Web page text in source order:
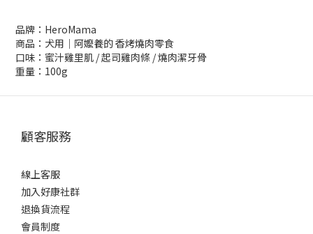
品牌：HeroMama
商品：犬用｜阿嬤養的 香烤燒肉零食
口味：蜜汁雞里肌 / 起司雞肉條 / 燒肉潔牙骨
重量：100g
顧客服務
線上客服
加入好康社群
退換貨流程
會員制度